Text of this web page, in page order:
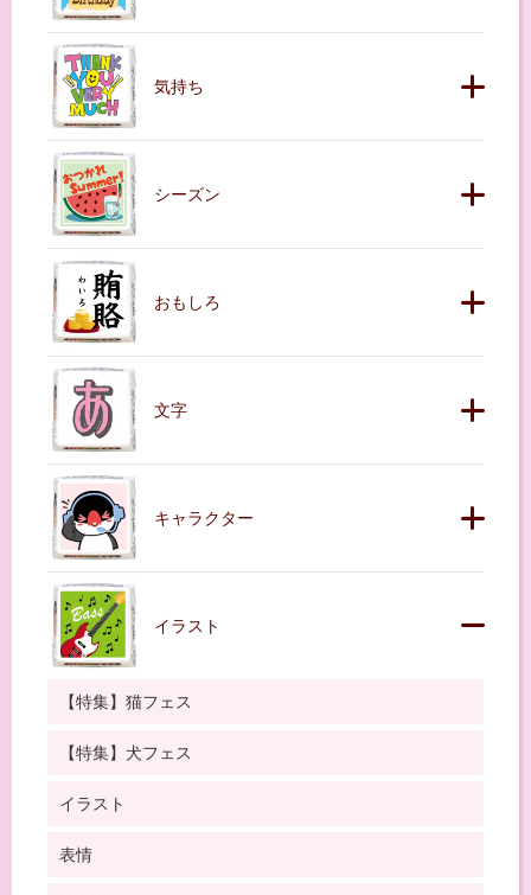
気持ち
シーズン
おもしろ
文字
キャラクター
イラスト
【特集】猫フェス
【特集】犬フェス
イラスト
表情